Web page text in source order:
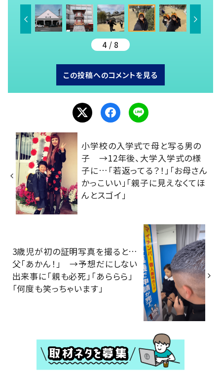
4 / 8
この投稿へのコメントを見る
小学校の入学式で母と写る男の
子 →12年後、大学入学式の様
子に…「若返ってる？！」「お母さん
かっこいい」「親子に見えなくてほ
んとスゴイ」
3歳児が初の証明写真を撮ると…
父「あかん！」 →予想だにしない
出来事に「親も必死」「あららら」
「何度も笑っちゃいます」